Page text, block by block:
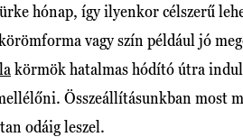
hónap, így ilyenkor célszerű
vagy szín például jó
körmök hatalmas hódító útra
Összeállításunkban most
odáig leszel.